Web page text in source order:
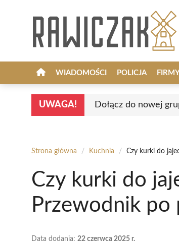
WIADOMOŚCI POLICJA
UWAGA! Dołącz do nowej
Strona główna / Kuchnia / Czy kurki do
Czy kurki do
Przewodnik
Data dodania: 22 czerwca 2025 r.